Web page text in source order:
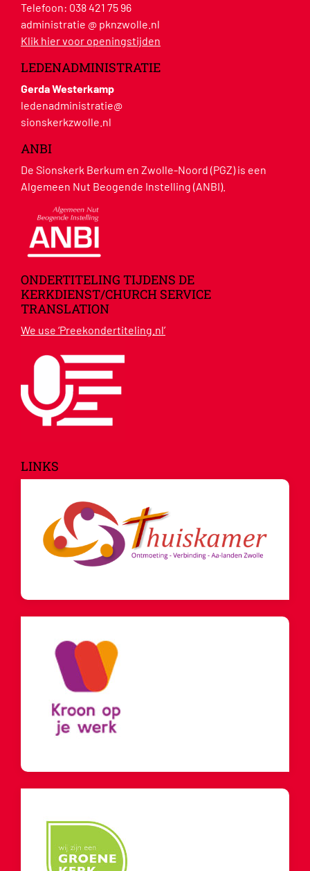
Telefoon: 038 421 75 96
administratie @ pknzwolle.nl
Klik hier voor openingstijden
LEDENADMINISTRATIE
Gerda Westerkamp
ledenadministratie@
sionskerkzwolle.nl
ANBI
De Sionskerk Berkum en Zwolle-Noord (PGZ) is een
Algemeen Nut Beogende Instelling (ANBI).
ONDERTITELING TIJDENS DE
KERKDIENST/CHURCH SERVICE
TRANSLATION
We use ‘Preekondertiteling.nl’
LINKS